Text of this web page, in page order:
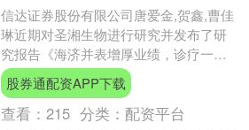
信达证券股份有限公司唐爱金,贺鑫,曹佳
琳近期对圣湘生物进行研究并发布了研
究报告《海济并表增厚业绩，诊疗一体
化布局成效初显》，给予圣湘生物买入
评级。 圣湘生物(6....
股券通配资APP下载
查看：215 分类： 配资平台